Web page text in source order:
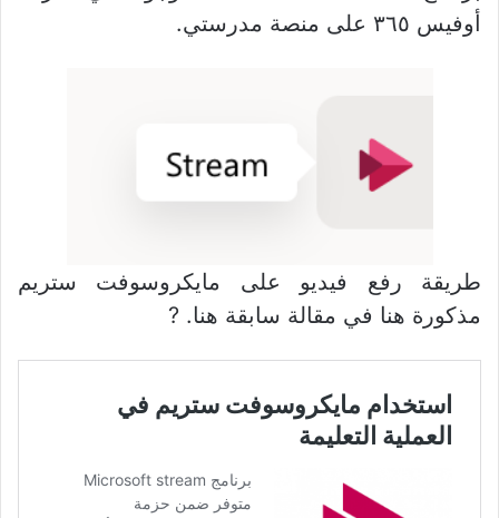
أوفيس ٣٦٥ على منصة مدرستي.
طريقة رفع فيديو على مايكروسوفت ستريم
مذكورة هنا في مقالة سابقة هنا. ?